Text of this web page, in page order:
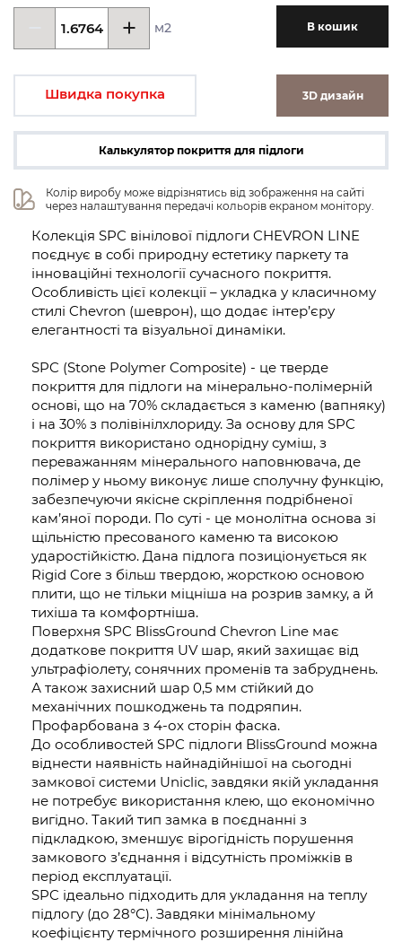
м2 В кошик
Швидка покупка 3D дизайн
Калькулятор покриття для підлоги
Колір виробу може відрізнятись від зображення на сайті
через налаштування передачі кольорів екраном монітору.
Колекція SPC вінілової підлоги CHEVRON LINE
поєднує в собі природну естетику паркету та
інноваційні технології сучасного покриття.
Особливість цієї колекції – укладка у класичному
стилі Chevron (шеврон), що додає інтер’єру
елегантності та візуальної динаміки.
SPC (Stone Polymer Composite) - це тверде
покриття для підлоги на мінерально-полімерній
основі, що на 70% складається з каменю (вапняку)
і на 30% з полівінілхлориду. За основу для SPC
покриття використано однорідну суміш, з
переважанням мінерального наповнювача, де
полімер у ньому виконує лише сполучну функцію,
забезпечуючи якісне скріплення подрібненої
кам’яної породи. По суті - це монолітна основа зі
щільністю пресованого каменю та високою
ударостійкістю. Дана підлога позиціонується як
Rigid Core з більш твердою, жорсткою основою
плити, що не тільки міцніша на розрив замку, а й
тихіша та комфортніша.
Поверхня SPC BlissGround Chevron Line має
додаткове покриття UV шар, який захищає від
ультрафіолету, сонячних променів та забруднень.
А також захисний шар 0,5 мм стійкий до
механічних пошкоджень та подряпин.
Профарбована з 4-ох сторін фаска.
До особливостей SPC підлоги BlissGround можна
віднести наявність найнадійнішої на сьогодні
замкової системи Uniclic, завдяки якій укладання
не потребує використання клею, що економічно
вигідно. Такий тип замка в поєднанні з
підкладкою, зменшує вірогідність порушення
замкового з’єднання і відсутність проміжків в
період експлуатації.
SPC ідеально підходить для укладання на теплу
підлогу (до 28°С). Завдяки мінімальному
коефіцієнту термічного розширення лінійна